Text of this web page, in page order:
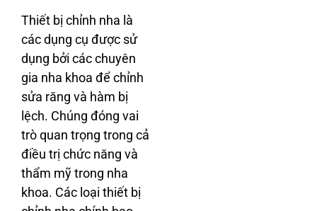
Thiết bị chỉnh nha là
các dụng cụ được sử
dụng bởi các chuyên
gia nha khoa để chỉnh
sửa răng và hàm bị
lệch. Chúng đóng vai
trò quan trọng trong cả
điều trị chức năng và
thẩm mỹ trong nha
khoa. Các loại thiết bị